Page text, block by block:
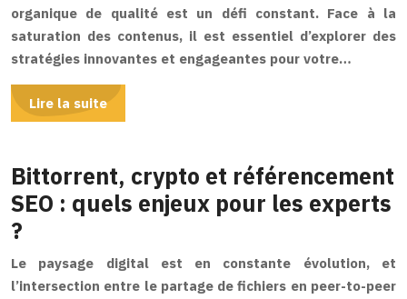
organique de qualité est un défi constant. Face à la
saturation des contenus, il est essentiel d’explorer des
stratégies innovantes et engageantes pour votre…
Lire la suite
Bittorrent, crypto et référencement
SEO : quels enjeux pour les experts
?
Le paysage digital est en constante évolution, et
l’intersection entre le partage de fichiers en peer-to-peer